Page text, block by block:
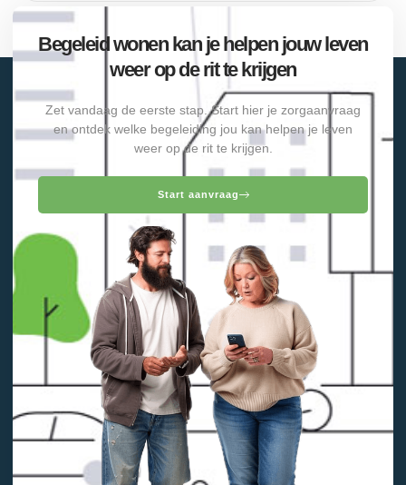
Begeleid wonen kan je helpen jouw leven
weer op de rit te krijgen
Zet vandaag de eerste stap. Start hier je zorgaanvraag
en ontdek welke begeleiding jou kan helpen je leven
weer op de rit te krijgen.
Start aanvraag